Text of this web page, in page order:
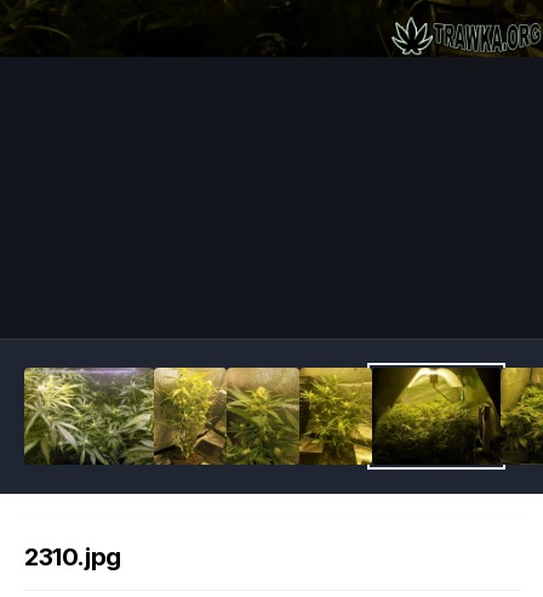
2310.jpg